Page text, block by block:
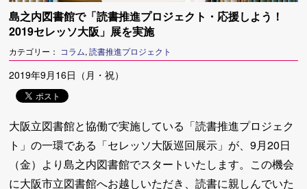
島之内図書館で「読書推進プロジェクト・応援しよう！
2019セレッソ大阪」展を実施
カテゴリー： コラム, 読書推進プロジェクト
2019年9月16日（月・祝）
大阪立図書館と協働で実施している「読書推進プロジェク
ト」の一環である「セレッソ大阪巡回展示」が、9月20日
（金）より島之内図書館でスタートいたします。この機会
に大阪市立図書館へお越しいただき、読書に親しんでいた